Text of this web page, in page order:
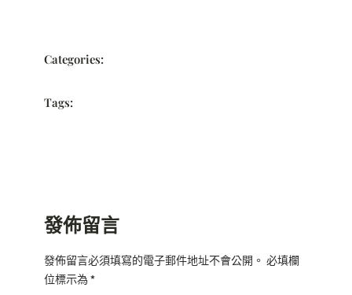
Categories:
Tags:
發佈留言
發佈留言必須填寫的電子郵件地址不會公開。 必填欄
位標示為*